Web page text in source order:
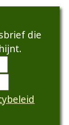
die